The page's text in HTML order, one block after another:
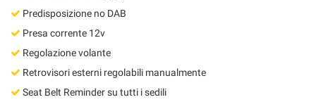
Predisposizione no DAB
Presa corrente 12v
Regolazione volante
Retrovisori esterni regolabili manualmente
Seat Belt Reminder su tutti i sedili